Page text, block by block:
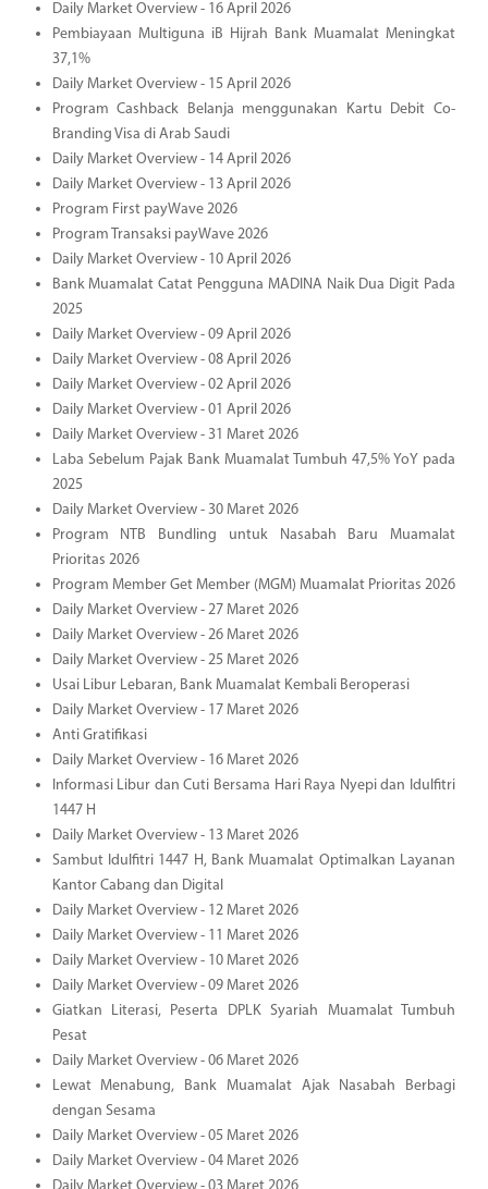
Daily Market Overview - 16 April 2026
Pembiayaan Multiguna iB Hijrah Bank Muamalat Meningkat
37,1%
Daily Market Overview - 15 April 2026
Program Cashback Belanja menggunakan Kartu Debit Co-
Branding Visa di Arab Saudi
Daily Market Overview - 14 April 2026
Daily Market Overview - 13 April 2026
Program First payWave 2026
Program Transaksi payWave 2026
Daily Market Overview - 10 April 2026
Bank Muamalat Catat Pengguna MADINA Naik Dua Digit Pada
2025
Daily Market Overview - 09 April 2026
Daily Market Overview - 08 April 2026
Daily Market Overview - 02 April 2026
Daily Market Overview - 01 April 2026
Daily Market Overview - 31 Maret 2026
Laba Sebelum Pajak Bank Muamalat Tumbuh 47,5% YoY pada
2025
Daily Market Overview - 30 Maret 2026
Program NTB Bundling untuk Nasabah Baru Muamalat
Prioritas 2026
Program Member Get Member (MGM) Muamalat Prioritas 2026
Daily Market Overview - 27 Maret 2026
Daily Market Overview - 26 Maret 2026
Daily Market Overview - 25 Maret 2026
Usai Libur Lebaran, Bank Muamalat Kembali Beroperasi
Daily Market Overview - 17 Maret 2026
Anti Gratifikasi
Daily Market Overview - 16 Maret 2026
Informasi Libur dan Cuti Bersama Hari Raya Nyepi dan Idulfitri
1447 H
Daily Market Overview - 13 Maret 2026
Sambut Idulfitri 1447 H, Bank Muamalat Optimalkan Layanan
Kantor Cabang dan Digital
Daily Market Overview - 12 Maret 2026
Daily Market Overview - 11 Maret 2026
Daily Market Overview - 10 Maret 2026
Daily Market Overview - 09 Maret 2026
Giatkan Literasi, Peserta DPLK Syariah Muamalat Tumbuh
Pesat
Daily Market Overview - 06 Maret 2026
Lewat Menabung, Bank Muamalat Ajak Nasabah Berbagi
dengan Sesama
Daily Market Overview - 05 Maret 2026
Daily Market Overview - 04 Maret 2026